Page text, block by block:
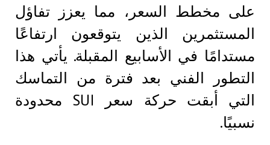
على مخطط السعر، مما يعزز تفاؤل
المستثمرين الذين يتوقعون ارتفاعًا
مستدامًا في الأسابيع المقبلة. يأتي هذا
التطور الفني بعد فترة من التماسك
التي أبقت حركة سعر SUI محدودة
نسبيًا.